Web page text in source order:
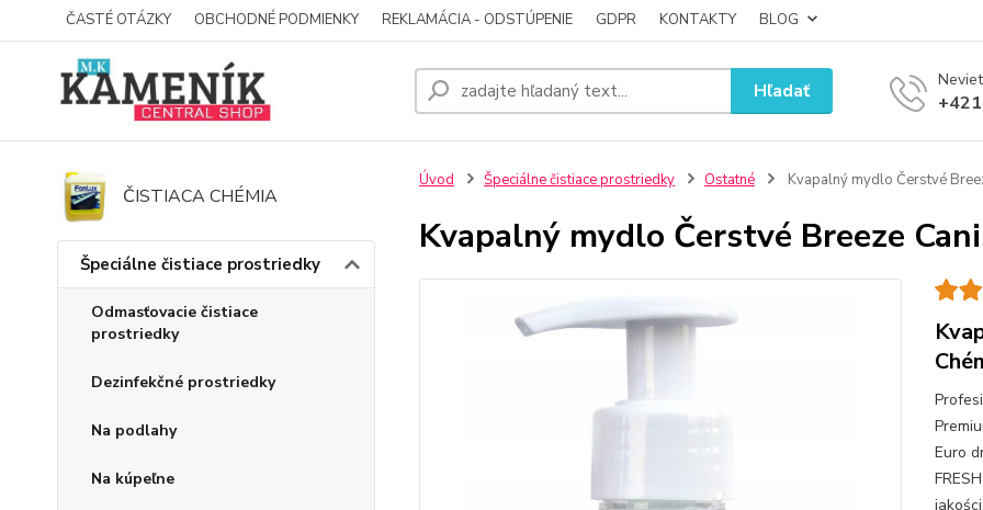
ČASTÉ OTÁZKY OBCHODNÉ PODMIENKY REKLAMÁCIA - ODSTÚPENIE GDPR KONTAKTY BLOG
Hľadať
ČISTIACA CHÉMIA
Špeciálne čistiace prostriedky
Odmasťovacie čistiace
prostriedky
Dezinfekčné prostriedky
Na podlahy
Na kúpeľne
Úvod Špeciálne čistiace prostriedky Ostatné Kvapalný mydlo Čerstvé
Kvapalný mydlo Čerstvé Breeze
Euro